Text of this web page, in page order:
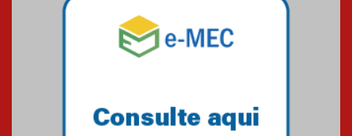
MÁXIMA no MEC
01.11.2023
A HISTÓRIA DA FACULDADE
PRESBITERIANA MACKENZIE
RIO ATÉ À SUA NOVA UNIDADE,